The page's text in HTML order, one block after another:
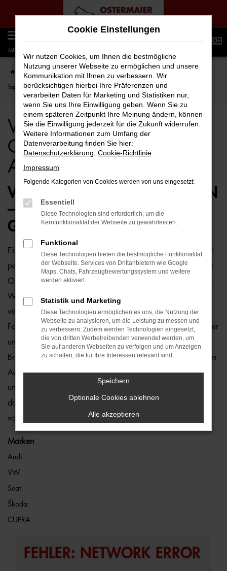
Zum
Hauptinhalt
springen
MENÜ
Startseite Bremen VW VW T-Roc für Bremen Gebrauchtwagen
Top Angebote
VW T-Roc für Bremen
Gebrauchtwagen Top
Angebote
VW T-ROC GEBRAUCHTWAGEN
– PERFEKT FÜR BREMEN
GEEIGNET
Ein VW T-Roc Gebrauchtwagen und Bremen passen einfach
perfekt zusammen. Dies ließe sich natürlich auch für andere
Orte sagen, denn dieses Modell überzeugt auf ganzer Linie.
Wir von der Auto-Familie Ostermaier arbeiten bereits seit
vielen Jahren mit VW und sind von der Qualität der
Fahrzeuge begeistert. Dennoch gehen wir auf Nummer sicher
und schauen bei jedem VW T-Roc Gebrauchtwagen für
Bremen genauestens nach. Konkret bedeutet dies, dass jedes
Auto in unserer Meisterwerkstatt gastiert und dort überprüft
und ggf. repariert und gewartet wird. Unser Credo besteht
darin, dass wir nur erstklassige Fahrzeuge auf die Straßen
von Bremen lassen. Ohne „Wenn und Aber“.
Marken
Audi
VW
Seat
Škoda
CUPRA
FEHLER: NETWORK ERROR
Cookie Einstellungen
Wir nutzen Cookies, um Ihnen die bestmögliche
Nutzung unserer Webseite zu ermöglichen und unsere
Kommunikation mit Ihnen zu verbessern. Wir
berücksichtigen hierbei Ihre Präferenzen und
verarbeiten Daten für Marketing und Statistiken nur,
wenn Sie uns Ihre Einwilligung geben. Wenn Sie zu
einem späteren Zeitpunkt Ihre Meinung ändern, können
Sie die Einwilligung jederzeit für die Zukunft widerrufen.
Weitere Informationen zum Umfang der
Datenverarbeitung finden Sie hier:
Datenschutzerklärung Cookie-Richtlinie
Impressum
Folgende Kategorien von Cookies werden von uns eingesetzt:
Essentiell
Diese Technologien sind erforderlich, um die
Kernfunktionalität der Webseite zu gewährleisten.
Funktional
Diese Technologien bieten die bestmögliche Funktionalität
der Webseite. Services von Drittanbietern wie Google
Maps, Chats, Fahrzeugbewertungssystem und weitere
werden aktiviert.
Statistik und Marketing
Diese Technologien ermöglichen es uns, die Nutzung der
Webseite zu analysieren, um die Leistung zu messen und
zu verbessern. Zudem werden Technologien eingesetzt,
die von dritten Werbetreibenden verwendet werden, um
Sie auf anderen Webseiten zu verfolgen und um Anzeigen
zu schalten, die für Ihre Interessen relevant sind.
Speichern
Optionale Cookies ablehnen
Alle akzeptieren